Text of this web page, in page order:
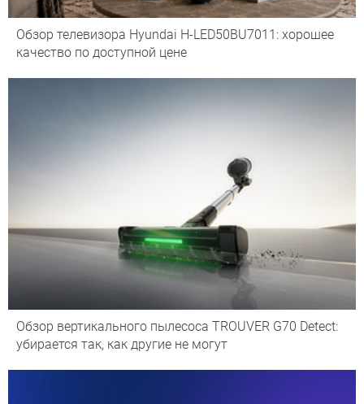
Обзор телевизора Hyundai H-LED50BU7011: хорошее
качество по доступной цене
Обзор вертикального пылесоса TROUVER G70 Detect:
убирается так, как другие не могут